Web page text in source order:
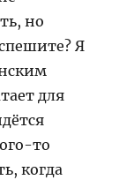
но
Я
для
то
когда